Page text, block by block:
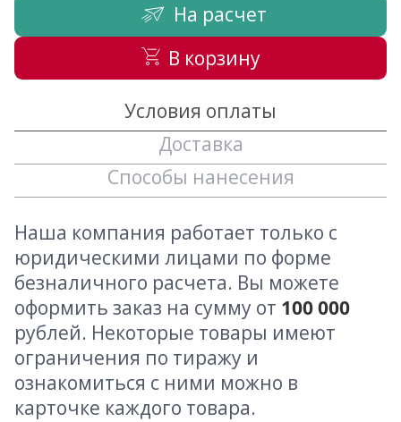
На расчет
В корзину
Условия оплаты
Доставка
Способы нанесения
Наша компания работает только с
юридическими лицами по форме
безналичного расчета. Вы можете
оформить заказ на сумму от 100 000
рублей. Некоторые товары имеют
ограничения по тиражу и
ознакомиться с ними можно в
карточке каждого товара.